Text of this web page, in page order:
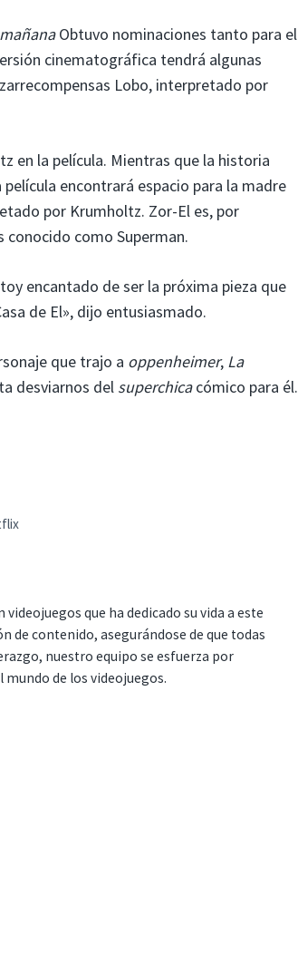
Obtuvo nominaciones tanto para el
cinematográfica tendrá algunas
Lobo, interpretado por
en la película. Mientras que la historia
encontrará espacio para la madre
por Krumholtz. Zor-El es, por
conocido como Superman.
encantado de ser la próxima pieza que
de El», dijo entusiasmado.
que trajo a oppenheimer, La
desviarnos del superchicacómico para él.
que ha dedicado su vida a este
de contenido, asegurándose de que todas
nuestro equipo se esfuerza por
mundo de los videojuegos.